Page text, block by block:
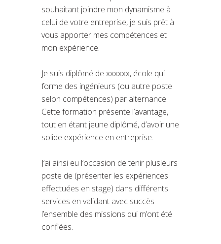
souhaitant joindre mon dynamisme à
celui de votre entreprise, je suis prêt à
vous apporter mes compétences et
mon expérience.
Je suis diplômé de xxxxxx, école qui
forme des ingénieurs (ou autre poste
selon compétences) par alternance.
Cette formation présente l’avantage,
tout en étant jeune diplômé, d’avoir une
solide expérience en entreprise.
J’ai ainsi eu l’occasion de tenir plusieurs
poste de (présenter les expériences
effectuées en stage) dans différents
services en validant avec succès
l’ensemble des missions qui m’ont été
confiées.